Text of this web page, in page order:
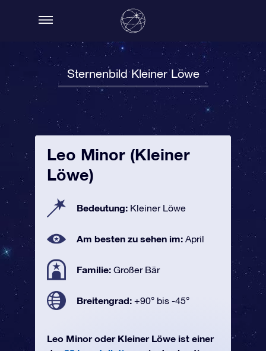
Sternenbild Kleiner Löwe
Leo Minor (Kleiner
Löwe)
Bedeutung: Kleiner Löwe
Am besten zu sehen im: April
Familie: Großer Bär
Breitengrad: +90° bis -45°
Leo Minor oder Kleiner Löwe ist einer